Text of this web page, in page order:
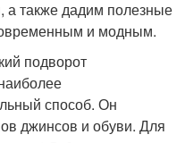
также дадим полезные
и модным.
подворот
способ. Он
джинсов и обуви. Для